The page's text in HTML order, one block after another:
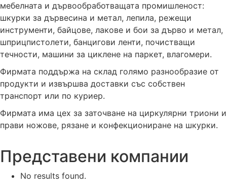
мебелната и дървообработващата промишленост:
шкурки за дървесина и метал, лепила, режещи
инструменти, байцове, лаковe и бои за дърво и метал,
шприцпистолети, банцигови ленти, почистващи
течности, машини за циклене на паркет, влагомери.
Фирмата поддържа на склад голямо разнообразие от
продукти и извършва доставки със собствен
транспорт или по куриер.
Фирмата има цех за заточване на циркулярни триони и
прави ножове, рязане и конфекциониране на шкурки.
Представени компании
No results found.